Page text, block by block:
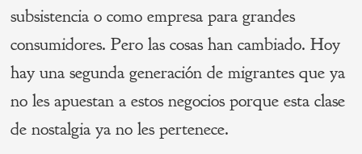
subsistencia o como empresa para grandes
consumidores. Pero las cosas han cambiado. Hoy
hay una segunda generación de migrantes que ya
no les apuestan a estos negocios porque esta clase
de nostalgia ya no les pertenece.